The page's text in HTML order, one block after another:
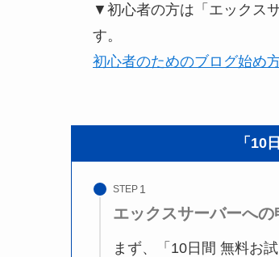
▼初心者の方は「エックス
す。
初心者のためのブログ始め
「10
STEP
エックスサーバーへ
まず、「10日間 無料お